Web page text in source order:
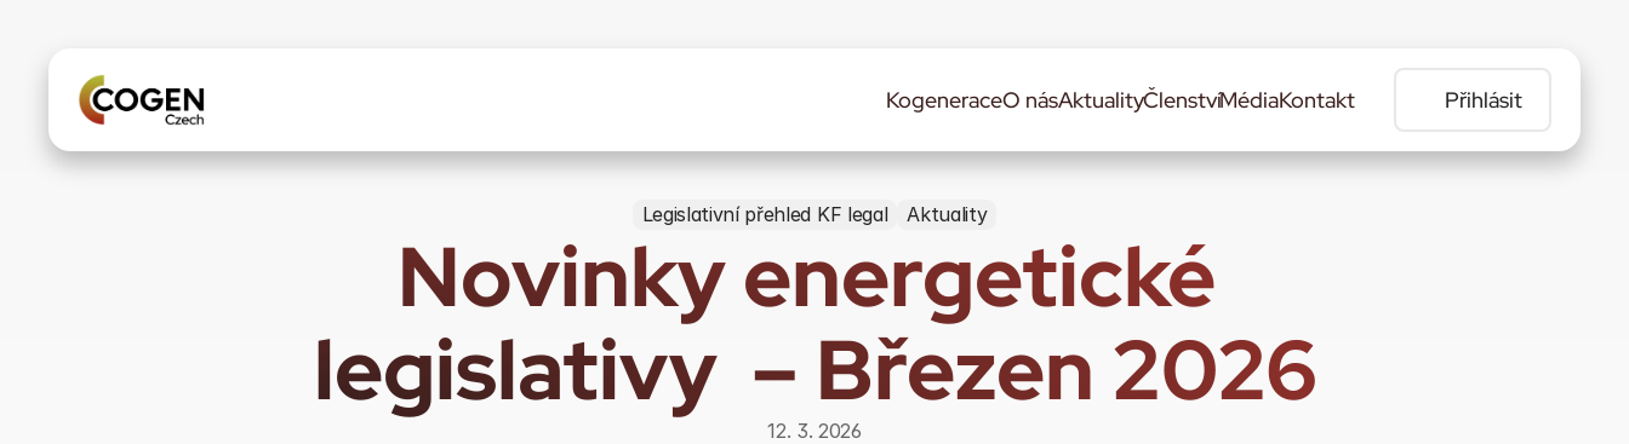
KogeneraceO násAktualityČlenstvíMédiaKontakt Přihlásit
Legislativní přehled KF legal Aktuality
Novinky energetické
legislativy  – Březen 2026
12. 3. 2026